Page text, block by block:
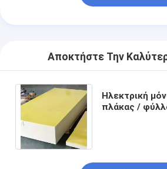
Αποκτήστε Την
Ηλεκτρική
πλάκας /